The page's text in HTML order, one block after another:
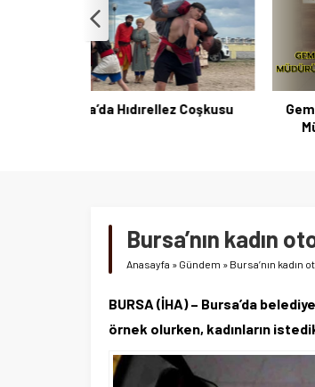
Romanya’da
Gemlik Kaymakamı ve Gemlik
Bursa’nın kadın
Anasayfa » Gündem » Bursa’nın kadın
BURSA (İHA) – Bursa’da
örnek olurken, kadınların